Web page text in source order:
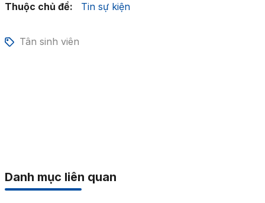
Thuộc chủ đề: Tin sự kiện
Tân sinh viên
Danh mục liên quan